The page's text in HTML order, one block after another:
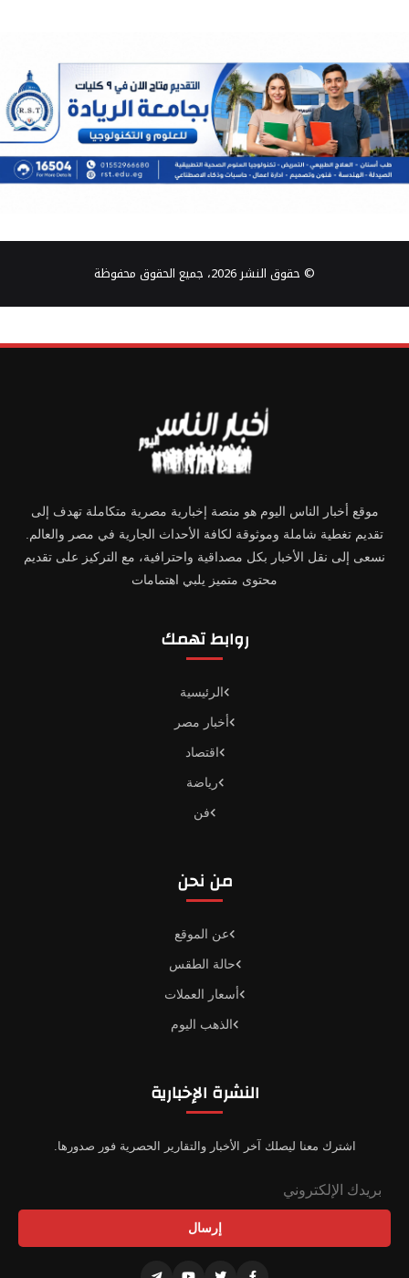
© حقوق النشر 2026، جميع الحقوق محفوظة
موقع أخبار الناس اليوم هو منصة إخبارية مصرية متكاملة تهدف إلى
تقديم تغطية شاملة وموثوقة لكافة الأحداث الجارية في مصر والعالم.
نسعى إلى نقل الأخبار بكل مصداقية واحترافية، مع التركيز على تقديم
محتوى متميز يلبي اهتمامات
روابط تهمك
الرئيسية
أخبار مصر
اقتصاد
رياضة
فن
من نحن
عن الموقع
حالة الطقس
أسعار العملات
الذهب اليوم
النشرة الإخبارية
اشترك معنا ليصلك آخر الأخبار والتقارير الحصرية فور صدورها.
إرسال